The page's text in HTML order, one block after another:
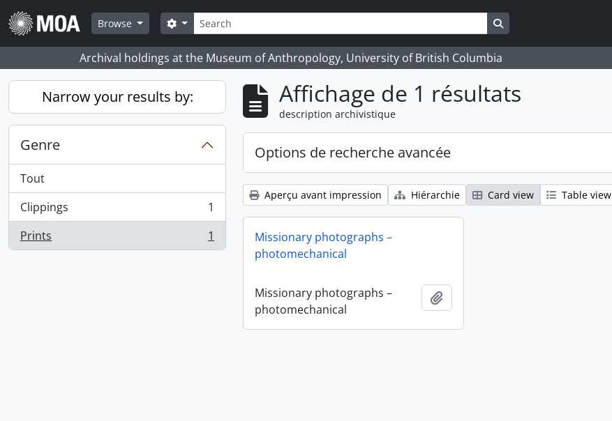
Skip to main content
Browse
Rechercher
Search options Search in browse page
Archival holdings at the Museum of Anthropology, University of British Columbia
Narrow your results by:
Genre
Tout
Clippings
, 1 résultats
1
Prints
, 1 résultats 1
Affichage de 1 résultats
description archivistique
Options de recherche avancée
Aperçu avant impression Hiérarchie Card view Table view
Missionary photographs –
photomechanical
Missionary photographs –
photomechanical